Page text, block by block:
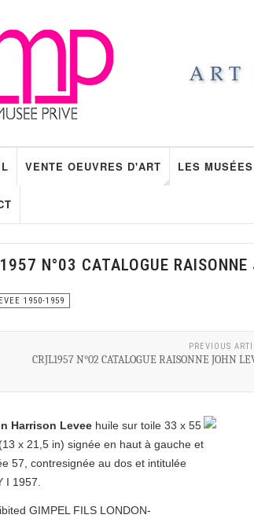
VENTE OEUVRES D'ART LES
N°03 CATALOGUE RAISONNE
1950-1959
PREVIOUS
CRJL1957 N°02 CATALOGUE RAISONNE JOHN
Harrison Levee huile sur toile 33 x 55
x 21,5 in) signée en haut à gauche et
57, contresignée au dos et intitulée
I 1957.
GIMPEL FILS LONDON-